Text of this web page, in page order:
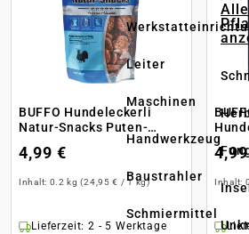
Leiter
Maschinen
Handwerkzeug
Baustrahler
Schmiermittel
BUFFO Hundeleckerli
Natur-Snacks Puten-
4,99 €
Inhalt: 0.2 kg(24,95 € / 1 kg)
Lieferzeit: 2 - 5 Werktage
Inhalt: